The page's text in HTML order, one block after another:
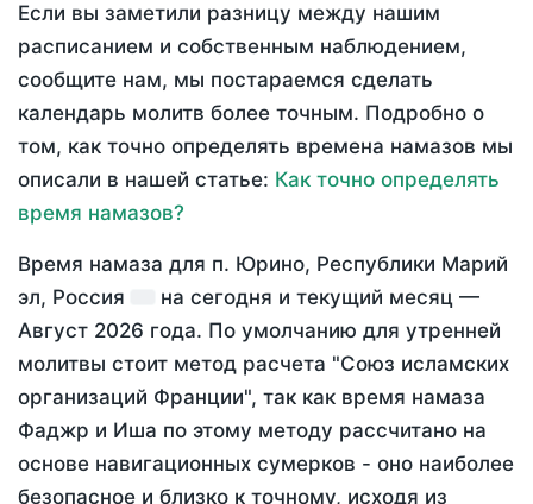
Если вы заметили разницу между нашим
расписанием и собственным наблюдением,
сообщите нам, мы постараемся сделать
календарь молитв более точным. Подробно о
том, как точно определять времена намазов мы
описали в нашей статье: Как точно определять
время намазов?
Время намаза для п. Юрино, Республики Марий
эл, Россия
на сегодня и текущий месяц —
Август 2026 года. По умолчанию для утренней
молитвы стоит метод расчета "Союз исламских
организаций Франции", так как время намаза
Фаджр и Иша по этому методу рассчитано на
основе навигационных сумерков - оно наиболее
безопасное и близко к точному, исходя из